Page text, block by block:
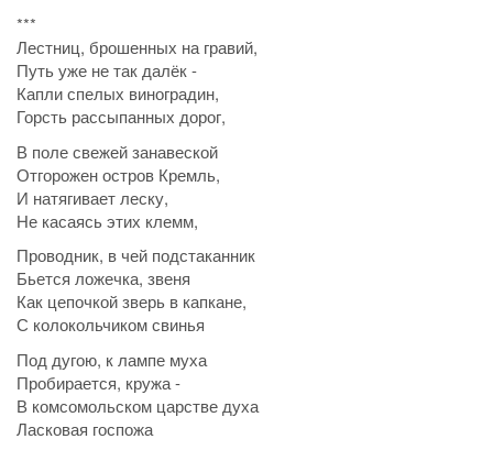
***
Лестниц, брошенных на гравий,
Путь уже не так далёк -
Капли спелых виноградин,
Горсть рассыпанных дорог,
В поле свежей занавеской
Отгорожен остров Кремль,
И натягивает леску,
Не касаясь этих клемм,
Проводник, в чей подстаканник
Бьется ложечка, звеня
Как цепочкой зверь в капкане,
С колокольчиком свинья
Под дугою, к лампе муха
Пробирается, кружа -
В комсомольском царстве духа
Ласковая госпожа